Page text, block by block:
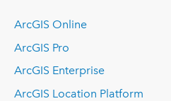
ArcGIS Online
ArcGIS Pro
ArcGIS Enterprise
ArcGIS Location Platform